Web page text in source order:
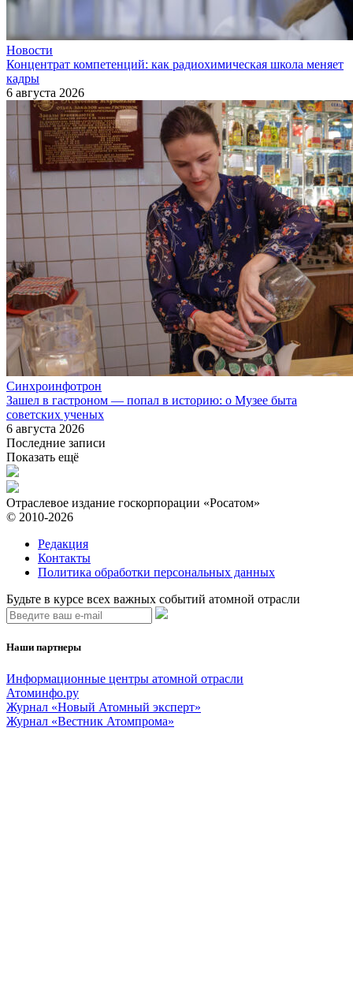
Новости
Концентрат компетенций: как радиохимическая школа меняет
кадры
6 августа 2026
Синхроинфотрон
Зашел в гастроном — попал в историю: о Музее быта
советских ученых
6 августа 2026
Последние записи
Показать ещё
Отраслевое издание госкорпорации «Росатом»
© 2010-2026
Редакция
Контакты
Политика обработки персональных данных
Будьте в курсе всех важных событий атомной отрасли
Наши партнеры
Информационные центры атомной отрасли
Атоминфо.ру
Журнал «Новый Атомный эксперт»
Журнал «Вестник Атомпрома»